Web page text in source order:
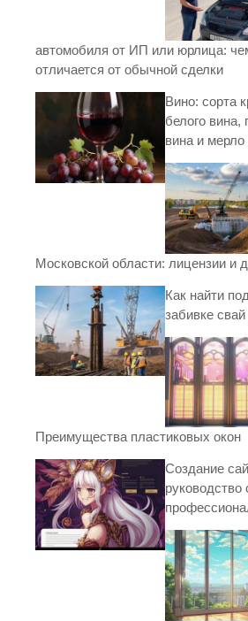
автомобиля от ИП или юрлица:
отличается от обычной сделки
Вино: сорта
белого вина,
вина и мерло
Московской области: лицензии и
Как найти
забивке
Преимущества пластиковых окон
Создание
руководство